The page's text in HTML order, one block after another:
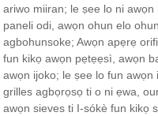
ariwo miiran; le ṣee lo ni
paneli odi, awọn ohun elo
agbohunsoke; Awọn apẹrẹ
fun kikọ awọn pẹtẹẹsì, awọn
awọn ijoko; le ṣee lo fun
grilles agbọrọsọ ti o ni ẹwa,
awọn sieves ti I-sókè fun kikọ